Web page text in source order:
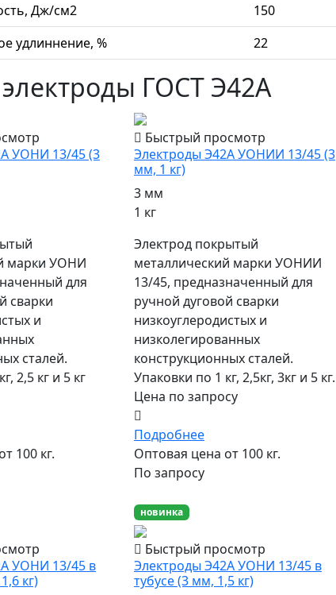
Дж/см2
150
удлиннение, %
22
ГОСТ Э42А
УОНИ 13/45 (3
марки УОНИ
для
сварки
и
сталей.
2,5 кг и 5 кг
100 кг.
Быстрый просмотр
Электроды Э42А УОНИИ 13/45 (3
мм, 1 кг)
3 мм
1 кг
Электрод покрытый
металлический марки УОНИИ
13/45, предназначенный для
ручной дуговой сварки
низкоуглеродистых и
низколегированных
конструкционных сталей.
Упаковки по 1 кг, 2,5кг, 3кг и 5 кг.
Цена по запросу
Подробнее
Оптовая цена от 100 кг.
По запросу
УОНИ 13/45 в
кг)
новинка
Быстрый просмотр
Электроды Э42А УОНИ 13/45 в
тубусе (3 мм, 1,5 кг)